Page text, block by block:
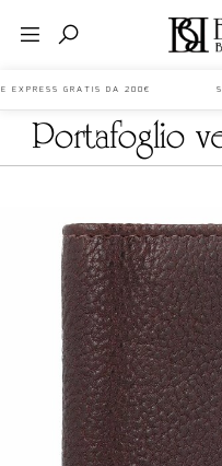
EXPRESS GRATIS DA 200€
portafoglio